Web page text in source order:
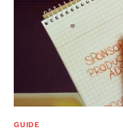
GUIDE